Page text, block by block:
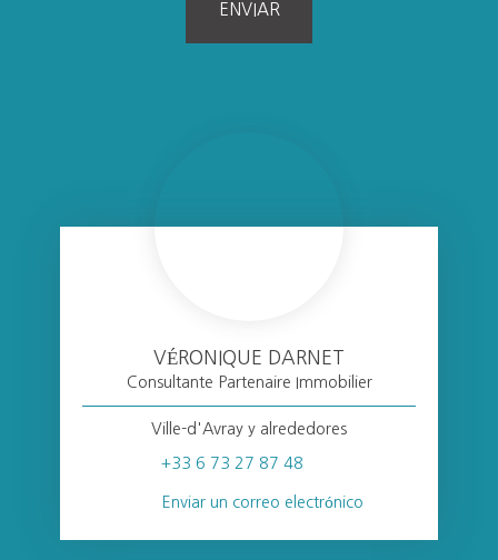
ENVIAR
VÉRONIQUE DARNET
Consultante Partenaire Immobilier
Ville-d'Avray y alrededores
+33 6 73 27 87 48
Enviar un correo electrónico